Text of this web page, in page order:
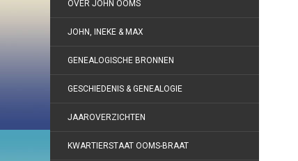
OVER JOHN OOMS
JOHN, INEKE & MAX
GENEALOGISCHE BRONNEN
GESCHIEDENIS & GENEALOGIE
JAAROVERZICHTEN
KWARTIERSTAAT OOMS-BRAAT